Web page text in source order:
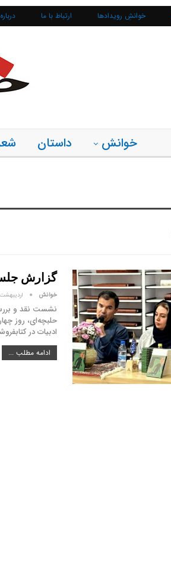
خوانشِ رویدادها ارتباط با ما
خوانش داستان
گزارش
خوانش اردیبهشت 7, 1404
نشست نقد و
ادبیات در
ادامه مطلب ...